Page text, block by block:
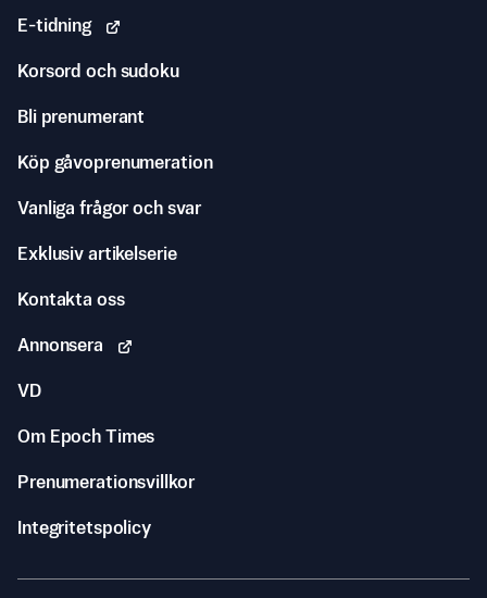
E-tidning
Korsord och sudoku
Bli prenumerant
Köp gåvoprenumeration
Vanliga frågor och svar
Exklusiv artikelserie
Kontakta oss
Annonsera
VD
Om Epoch Times
Prenumerationsvillkor
Integritetspolicy